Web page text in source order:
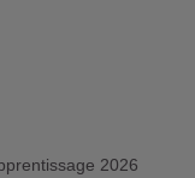
2026